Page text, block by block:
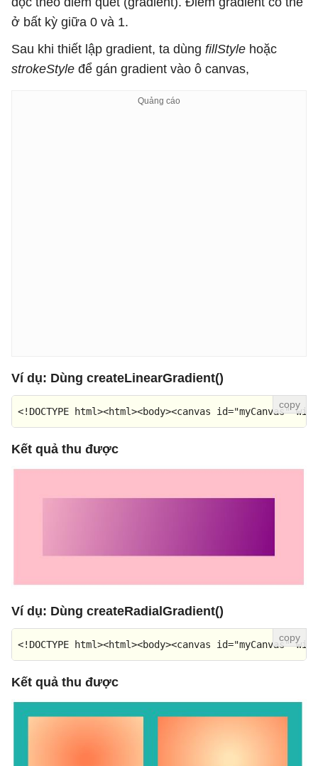
ở bất kỳ giữa 0 và 1.
Sau khi thiết lập gradient, ta dùng fillStyle hoặc
strokeStyle để gán gradient vào ô canvas,
Ví dụ: Dùng createLinearGradient()
<!DOCTYPE html><html><body><canvas id="myCanvas"
Kết quả thu được
Ví dụ: Dùng createRadialGradient()
<!DOCTYPE html><html><body><canvas id="myCanvas"
Kết quả thu được